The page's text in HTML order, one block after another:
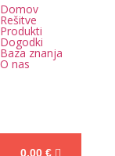
Domov
Rešitve
Produkti
Dogodki
Baza znanja
O nas
0,00 €